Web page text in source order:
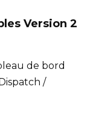
Version 2